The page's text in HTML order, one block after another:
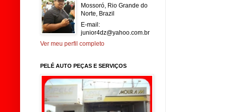
Mossoró, Rio Grande do
Norte, Brazil
E-mail:
junior4dz@yahoo.com.br
Ver meu perfil completo
PELÉ AUTO PEÇAS E SERVIÇOS